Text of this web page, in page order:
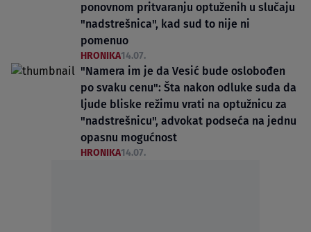
ponovnom pritvaranju optuženih u slučaju
"nadstrešnica", kad sud to nije ni
pomenuo
HRONIKA14.07.
"Namera im je da Vesić bude oslobođen
po svaku cenu": Šta nakon odluke suda da
ljude bliske režimu vrati na optužnicu za
"nadstrešnicu", advokat podseća na jednu
opasnu mogućnost
HRONIKA14.07.